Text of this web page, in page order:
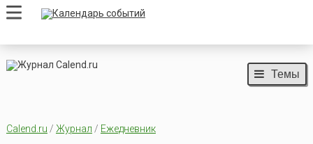
Темы
Calend.ru / Журнал / Ежедневник